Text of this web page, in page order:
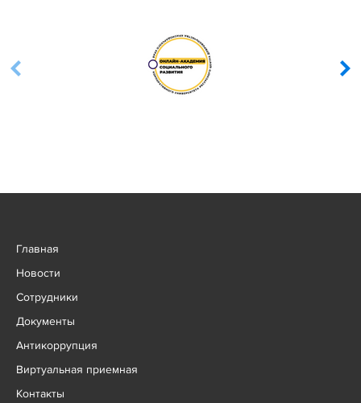
Главная
Новости
Сотрудники
Документы
Антикоррупция
Виртуальная приемная
Контакты